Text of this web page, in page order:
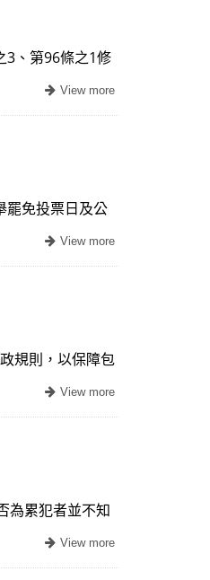
3、第96條之1修
罷免投票日及公
規則，以保障包
為累犯者並不知